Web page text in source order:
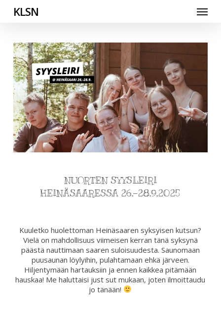
KLSN Menu
NUORTEN SYYSLEIRI
HEINÄSAARESSA 26.-28.9.2025
Kuuletko huolettoman Heinäsaaren syksyisen kutsun?
Vielä on mahdollisuus viimeisen kerran tänä syksynä
päästä nauttimaan saaren suloisuudesta. Saunomaan
puusaunan löylyihin, pulahtamaan ehkä järveen.
Hiljentymään hartauksiin ja ennen kaikkea pitämään
hauskaa! Me haluttaisi just sut mukaan, joten ilmoittaudu
jo tänään!